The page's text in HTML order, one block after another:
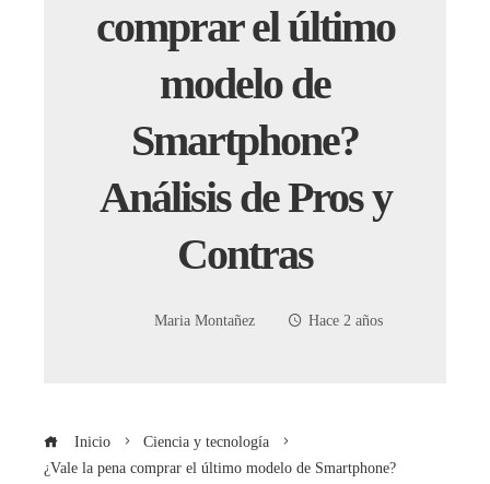
comprar el último
modelo de
Smartphone?
Análisis de Pros y
Contras
Maria Montañez Hace 2 años
Inicio
Ciencia y tecnología
¿Vale la pena comprar el último modelo de Smartphone?